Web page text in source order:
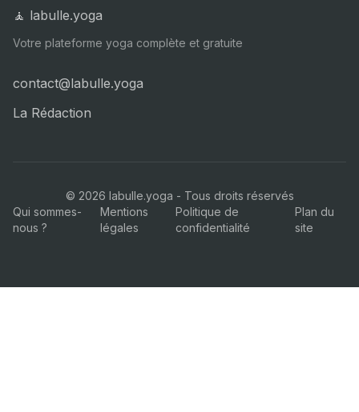
🧘 labulle.yoga
Votre plateforme yoga complète et gratuite
contact@labulle.yoga
La Rédaction
© 2026 labulle.yoga - Tous droits réservés
Qui sommes-
nous ?
Mentions
légales
Politique de
confidentialité
Plan du
site